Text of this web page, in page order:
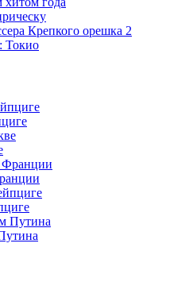
Крепкого орешка 2
Токио